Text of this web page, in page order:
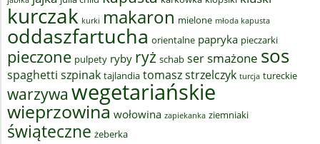
kurczak kurki makaron mielone młoda kapusta
oddaszfartucha orientalne papryka pieczarki
pieczone pulpety ryby ryż schab ser smażone sos
spaghetti szpinak tajlandia tomasz strzelczyk turcja tureckie
warzywa wegetariańskie
wieprzowina wołowina zapiekanka ziemniaki
świąteczne żeberka